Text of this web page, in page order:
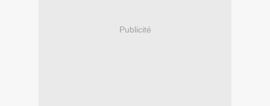
Publicité